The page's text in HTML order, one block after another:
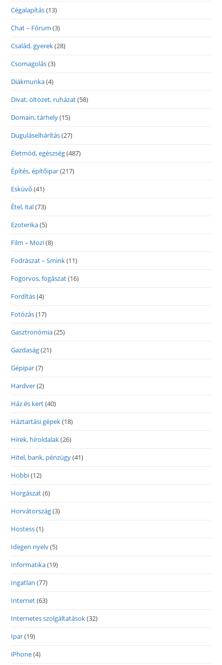
Cégalapítás(13)
Chat – Fórum (3)
Család, gyerek(28)
Csomagolás(3)
Diákmunka(4)
Divat, öltözet, ruházat(58)
Domain, tárhely(15)
Duguláselhárítás(27)
Életmód, egészség(487)
Építés, építőipar(217)
Esküvő (41)
Étel, ital(73)
Ezoterika(5)
Film – Mozi(8)
Fodrászat – Smink(11)
Fogorvos, fogászat(16)
Fordítás(4)
Fotózás(17)
Gasztronómia(25)
Gazdaság(21)
Gépipar(7)
Hardver(2)
Ház és kert(40)
Háztartási gépek(18)
Hírek, híroldalak(26)
Hitel, bank, pénzügy(41)
Hobbi(12)
Horgászat(6)
Horvátország(3)
Hostess(1)
Idegen nyelv(5)
Informatika(19)
Ingatlan (77)
Internet(63)
Internetes szolgáltatások(32)
Ipar(19)
iPhone(4)